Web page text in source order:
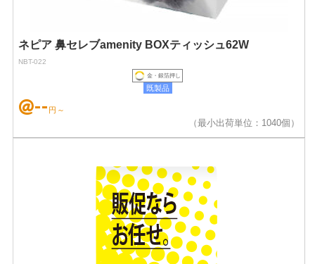
ネピア 鼻セレブamenity BOXティッシュ62W
NBT-022
金・銀箔押し
既製品
@-- 円～
（最小出荷単位：1040個）